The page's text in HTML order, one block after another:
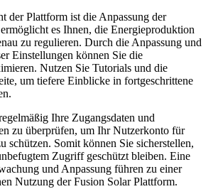
der Plattform ist die Anpassung der
es Ihnen, die Energieproduktion
zu regulieren. Durch die Anpassung und
Einstellungen können Sie die
Nutzen Sie Tutorials und die
um tiefere Einblicke in fortgeschrittene
Ihre Zugangsdaten und
zu überprüfen, um Ihr Nutzerkonto für
schützen. Somit können Sie sicherstellen,
Zugriff geschützt bleiben. Eine
und Anpassung führen zu einer
Nutzung der Fusion Solar Plattform.